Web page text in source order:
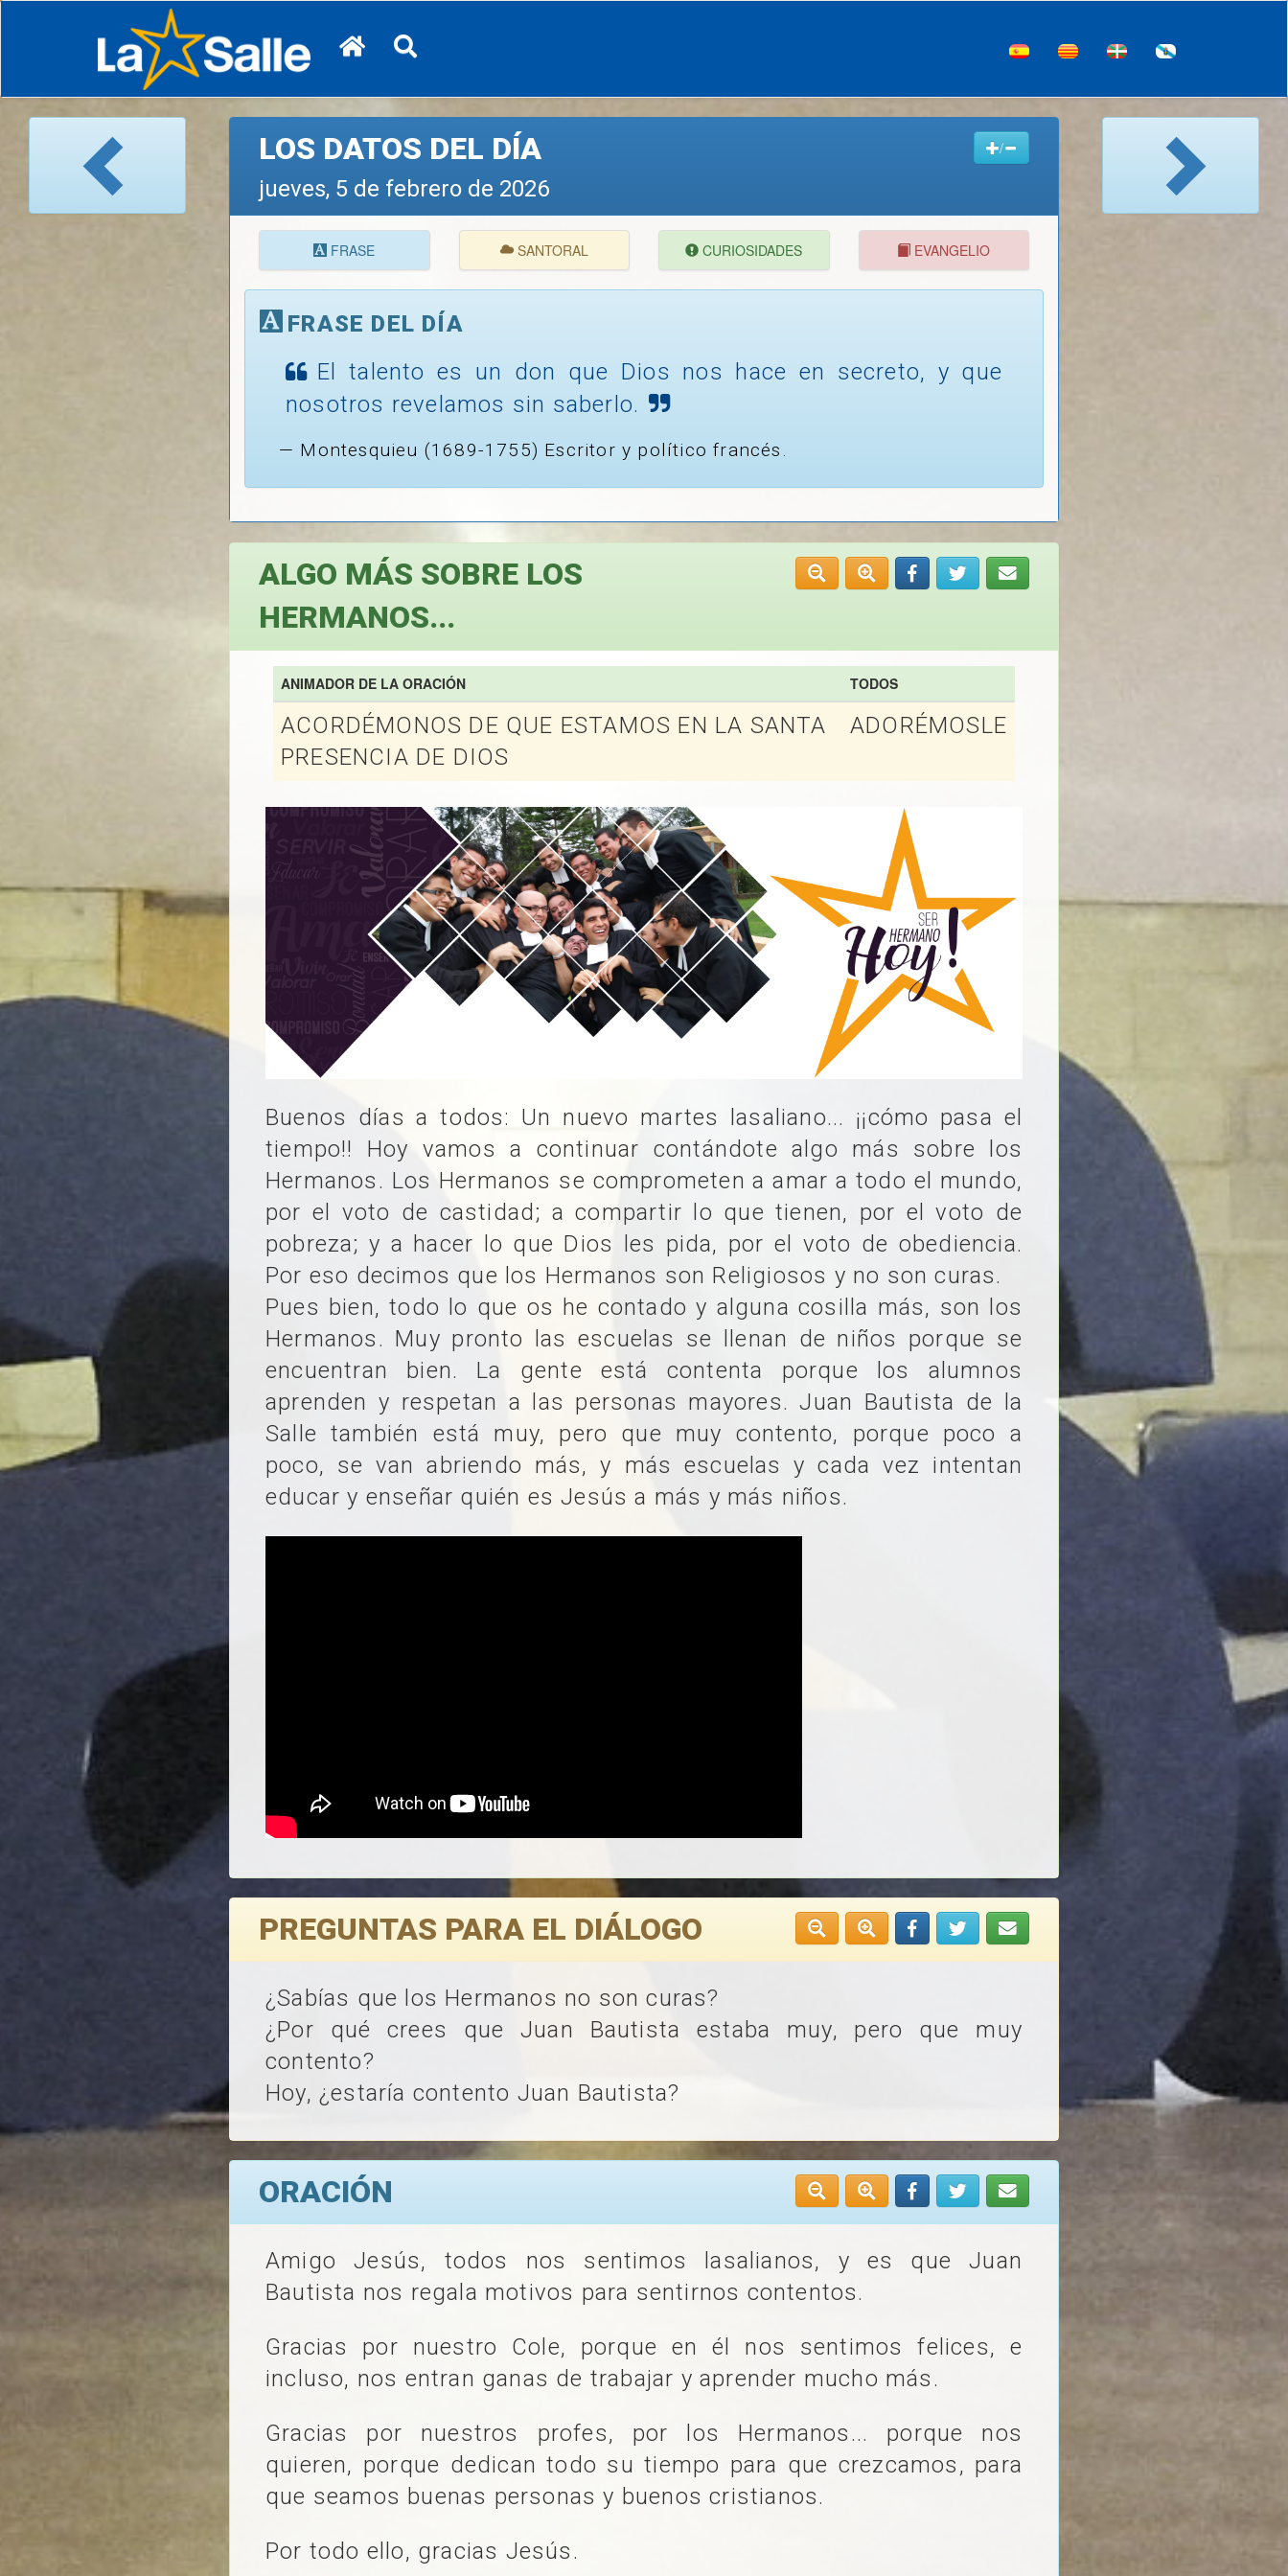
LOS DATOS DEL DÍA
jueves, 5 de febrero de 2026
/
FRASE SANTORAL CURIOSIDADES EVANGELIO
FRASE DEL DÍA
El talento es un don que Dios nos hace en secreto, y que
nosotros revelamos sin saberlo.
Montesquieu (1689-1755) Escritor y político francés.
ALGO MÁS SOBRE LOS
HERMANOS...
ANIMADOR DE LA ORACIÓN TODOS
ACORDÉMONOS DE QUE ESTAMOS EN LA SANTA
PRESENCIA DE DIOS
ADORÉMOSLE
Buenos días a todos: Un nuevo martes lasaliano... ¡¡cómo pasa el
tiempo!! Hoy vamos a continuar contándote algo más sobre los
Hermanos. Los Hermanos se comprometen a amar a todo el mundo,
por el voto de castidad; a compartir lo que tienen, por el voto de
pobreza; y a hacer lo que Dios les pida, por el voto de obediencia.
Por eso decimos que los Hermanos son Religiosos y no son curas.
Pues bien, todo lo que os he contado y alguna cosilla más, son los
Hermanos. Muy pronto las escuelas se llenan de niños porque se
encuentran bien. La gente está contenta porque los alumnos
aprenden y respetan a las personas mayores. Juan Bautista de la
Salle también está muy, pero que muy contento, porque poco a
poco, se van abriendo más, y más escuelas y cada vez intentan
educar y enseñar quién es Jesús a más y más niños.
PREGUNTAS PARA EL DIÁLOGO
¿Sabías que los Hermanos no son curas?
¿Por qué crees que Juan Bautista estaba muy, pero que muy
contento?
Hoy, ¿estaría contento Juan Bautista?
ORACIÓN
Amigo Jesús, todos nos sentimos lasalianos, y es que Juan
Bautista nos regala motivos para sentirnos contentos.
Gracias por nuestro Cole, porque en él nos sentimos felices, e
incluso, nos entran ganas de trabajar y aprender mucho más.
Gracias por nuestros profes, por los Hermanos... porque nos
quieren, porque dedican todo su tiempo para que crezcamos, para
que seamos buenas personas y buenos cristianos.
Por todo ello, gracias Jesús.